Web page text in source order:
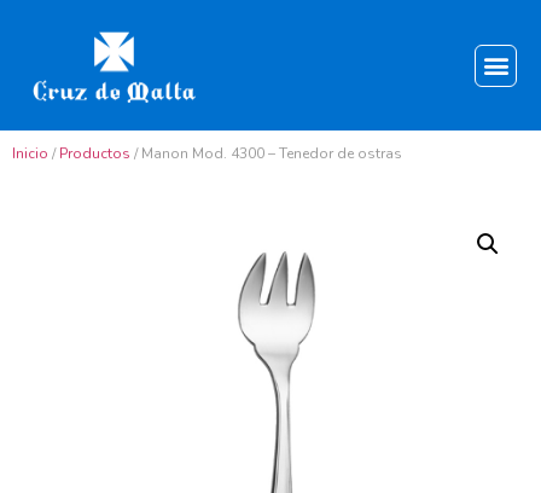
Inicio /Productos / Manon Mod. 4300 – Tenedor de ostras